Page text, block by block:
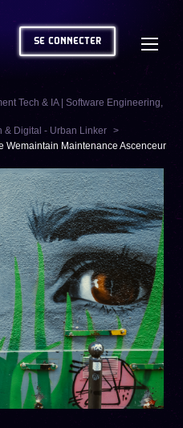
SE CONNECTER
Tech & IA | Software Engineering,
& Digital - Urban Linker
Wemaintain Maintenance Ascenceur